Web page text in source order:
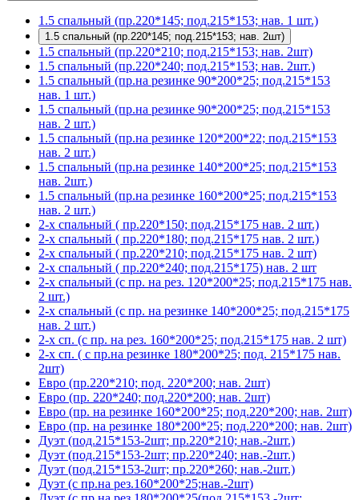
1.5 спальный (пр.220*145; под.215*153; нав. 1 шт.)
1.5 спальный (пр.220*145; под.215*153; нав. 2шт)
1.5 спальный (пр.220*210; под.215*153; нав. 2шт)
1.5 спальный (пр.220*240; под.215*153; нав. 2шт.)
1.5 спальный (пр.на резинке 90*200*25; под.215*153
нав. 1 шт.)
1.5 спальный (пр.на резинке 90*200*25; под.215*153
нав. 2 шт.)
1.5 спальный (пр.на резинке 120*200*22; под.215*153
нав. 2 шт.)
1.5 спальный (пр.на резинке 140*200*25; под.215*153
нав. 2шт.)
1.5 спальный (пр.на резинке 160*200*25; под.215*153
нав. 2 шт.)
2-х спальный ( пр.220*150; под.215*175 нав. 2 шт.)
2-х спальный ( пр.220*180; под.215*175 нав. 2 шт.)
2-х спальный ( пр.220*210; под.215*175 нав. 2 шт)
2-х спальный ( пр.220*240; под.215*175) нав. 2 шт
2-х спальный (с пр. на рез. 120*200*25; под.215*175 нав.
2 шт.)
2-х спальный (с пр. на резинке 140*200*25; под.215*175
нав. 2 шт.)
2-х сп. (с пр. на рез. 160*200*25; под.215*175 нав. 2 шт)
2-х сп. ( с пр.на резинке 180*200*25; под. 215*175 нав.
2шт)
Евро (пр.220*210; под. 220*200; нав. 2шт)
Евро (пр. 220*240; под.220*200; нав. 2шт)
Евро (пр. на резинке 160*200*25; под.220*200; нав. 2шт)
Евро (пр. на резинке 180*200*25; под.220*200; нав. 2шт)
Дуэт (под.215*153-2шт; пр.220*210; нав.-2шт.)
Дуэт (под.215*153-2шт; пр.220*240; нав.-2шт.)
Дуэт (под.215*153-2шт; пр.220*260; нав.-2шт.)
Дуэт (с пр.на рез.160*200*25;нав.-2шт)